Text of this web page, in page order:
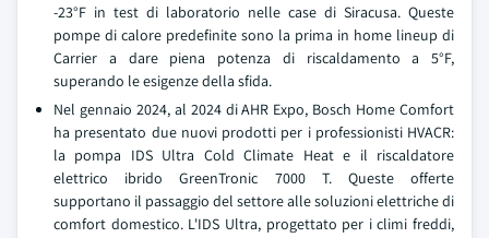
-23°F in test di laboratorio nelle case di Siracusa. Queste
pompe di calore predefinite sono la prima in home lineup di
Carrier a dare piena potenza di riscaldamento a 5°F,
superando le esigenze della sfida.
Nel gennaio 2024, al 2024 di AHR Expo, Bosch Home Comfort
ha presentato due nuovi prodotti per i professionisti HVACR:
la pompa IDS Ultra Cold Climate Heat e il riscaldatore
elettrico ibrido GreenTronic 7000 T. Queste offerte
supportano il passaggio del settore alle soluzioni elettriche di
comfort domestico. L'IDS Ultra, progettato per i climi freddi,